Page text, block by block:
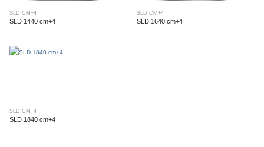
SLD CM+4
SLD 1440 cm+4
SLD CM+4
SLD 1640 cm+4
SLD CM+4
SLD 1840 cm+4